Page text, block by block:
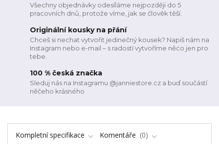
Všechny objednávky odesíláme nejpozději do 5
pracovních dnů, protože víme, jak se člověk těší.
Originální kousky na přání
Chceš si nechat vytvořit jedinečný kousek? Napiš nám na
Instagram nebo e-mail – s radostí vytvoříme něco jen pro
tebe.
100 % česká značka
Sleduj nás na Instagramu @janniestore.cz a buď součástí
něčeho krásného
Kompletní specifikace Komentáře
0